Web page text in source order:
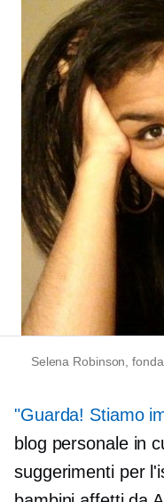
Selena Robinson,
"Guarda! Stiamo
blog personale in
suggerimenti per